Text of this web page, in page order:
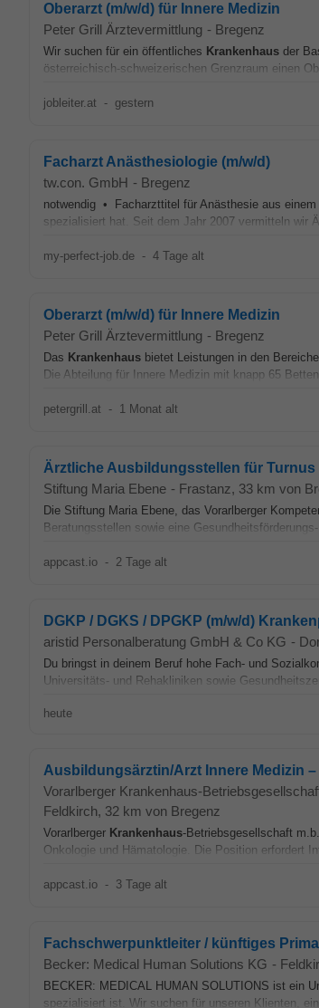
Oberarzt (m/w/d) für Innere Medizin
Peter Grill Ärztevermittlung - Bregenz
Wir suchen für ein öffentliches Krankenhaus der
österreichisch-schweizerischen Grenzraum einen
jobleiter.at - gestern
Facharzt Anästhesiologie (m/w/d)
tw.con. GmbH - Bregenz
notwendig • Facharzttitel für Anästhesie aus
spezialisiert hat. Seit dem Jahr 2007 vermitteln wir
my-perfect-job.de - 4 Tage alt
Oberarzt (m/w/d) für Innere Medizin
Peter Grill Ärztevermittlung - Bregenz
Das Krankenhaus bietet Leistungen in den
Die Abteilung für Innere Medizin mit knapp 65
petergrill.at - 1 Monat alt
Ärztliche Ausbildungsstellen für Turnus
Stiftung Maria Ebene - Frastanz, 33 km von
Die Stiftung Maria Ebene, das Vorarlberger
Beratungsstellen sowie eine
appcast.io - 2 Tage alt
DGKP / DGKS / DPGKP (m/w/d)
aristid Personalberatung GmbH & Co KG -
Du bringst in deinem Beruf hohe Fach- und
Universitäts- und Rehakliniken sowie
heute
Ausbildungsärztin/Arzt Innere Medizin –
Vorarlberger Krankenhaus-
Feldkirch, 32 km von Bregenz
Vorarlberger Krankenhaus-Betriebsgesellschaft
Onkologie und Hämatologie. Die Position erfordert
appcast.io - 3 Tage alt
Fachschwerpunktleiter / künftiges
Becker: Medical Human Solutions KG -
BECKER: MEDICAL HUMAN SOLUTIONS ist ein
spezialisiert ist. Wir suchen für unseren Klienten,